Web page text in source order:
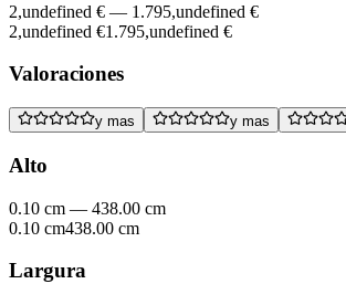
2,undefined € — 1.795,undefined €
2,undefined €1.795,undefined €
Valoraciones
y mas y mas
Alto
0.10 cm — 438.00 cm
0.10 cm438.00 cm
Largura